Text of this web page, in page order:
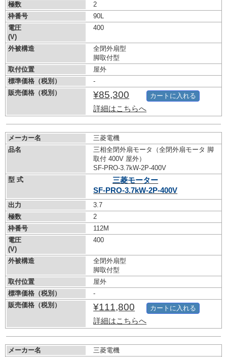
極数
2
枠番号
90L
電圧
(V)
400
外被構造
全閉外扇型
脚取付型
取付位置
屋外
標準価格（税別）
-
販売価格（税別）
¥85,300
詳細はこちらへ
カートに入れる
メーカー名
三菱電機
品名
三相全閉外扇モータ（全閉外扇モータ 脚
取付 400V 屋外）
SF-PRO-3.7kW-2P-400V
型 式
三菱モーター
SF-PRO-3.7kW-2P-400V
出力
3.7
極数
2
枠番号
112M
電圧
(V)
400
外被構造
全閉外扇型
脚取付型
取付位置
屋外
標準価格（税別）
-
販売価格（税別）
¥111,800
詳細はこちらへ
カートに入れる
メーカー名
三菱電機